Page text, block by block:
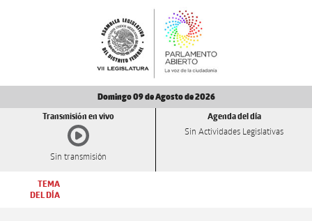
Domingo 09 de Agosto de 2026
Transmisión en vivo
Sin transmisión
Agenda del día
Sin Actividades Legislativas
TEMA
DEL DÍA